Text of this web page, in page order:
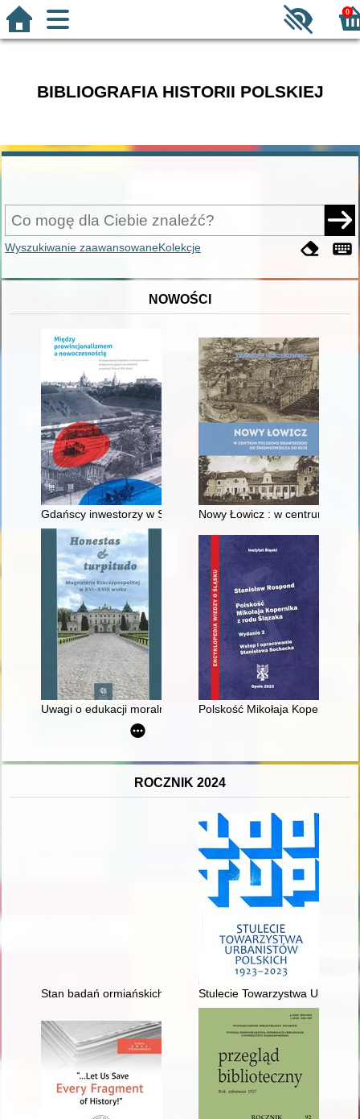
0
BIBLIOGRAFIA HISTORII POLSKIEJ
Wyszukiwanie zaawansowaneKolekcje
NOWOŚCI
Gdańscy inwestorzy w Sopocie : prestiż finansowy i
Nowy Łowicz : w centrum
Uwagi o edukacji moralnej synów szlacheckich w XVI-
Polskość Mikołaja Kopernika z
ROCZNIK 2024
Stan badań ormiańskich w Polsce : bibliografia za lata 1991-
Stulecie Towarzystwa